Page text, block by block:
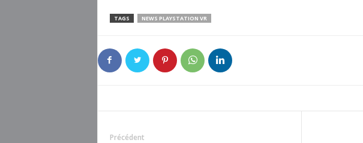
TAGS NEWS PLAYSTATION VR
Précédent